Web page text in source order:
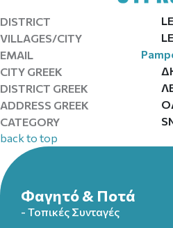
DISTRICT
VILLAGES/CITY
EMAIL
CITY GREEK
DISTRICT GREEK
ADDRESS GREEK
CATEGORY
back to top
Φαγητό & Ποτά
- Τοπικές Συνταγές